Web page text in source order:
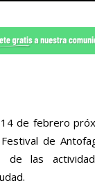
de febrero
de
de las